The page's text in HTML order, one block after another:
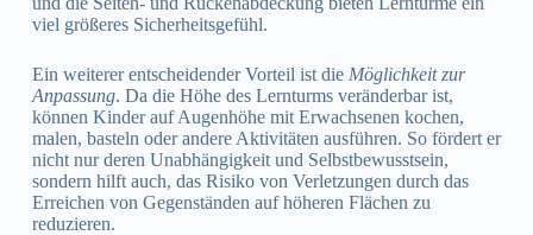
viel größeres Sicherheitsgefühl.
Ein weiterer entscheidender Vorteil ist die Möglichkeit zur
Anpassung. Da die Höhe des Lernturms veränderbar ist,
können Kinder auf Augenhöhe mit Erwachsenen kochen,
malen, basteln oder andere Aktivitäten ausführen. So fördert er
nicht nur deren Unabhängigkeit und Selbstbewusstsein,
sondern hilft auch, das Risiko von Verletzungen durch das
Erreichen von Gegenständen auf höheren Flächen zu
reduzieren.